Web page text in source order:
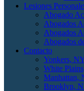
Lesiones
Abogado
Abogados
Abogados
Abogados
Contacto
Yonkers,
White
Manhattan,
Brooklyn,